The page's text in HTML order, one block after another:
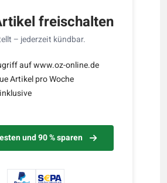
freischalten
– jederzeit kündbar.
auf www.oz-online.de
Artikel pro Woche
und 90 % sparen